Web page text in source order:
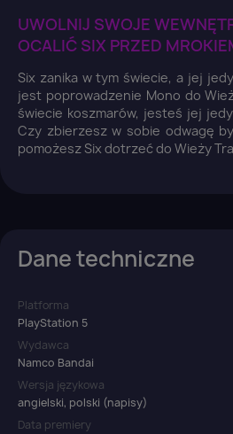
UWOLNIJ SWOJE
OCALIĆ SIX PRZED
Six zanika w tym świecie, a jej
jest poprowadzenie Mono do
świecie koszmarów, jesteś jej
Czy zbierzesz w sobie odwagę
pomożesz Six dotrzeć do Wieży
Dane techniczne
Platforma
PlayStation 5
Wydawca
Namco Bandai
Wersja językowa
angielski, polski (napisy)
Data premiery